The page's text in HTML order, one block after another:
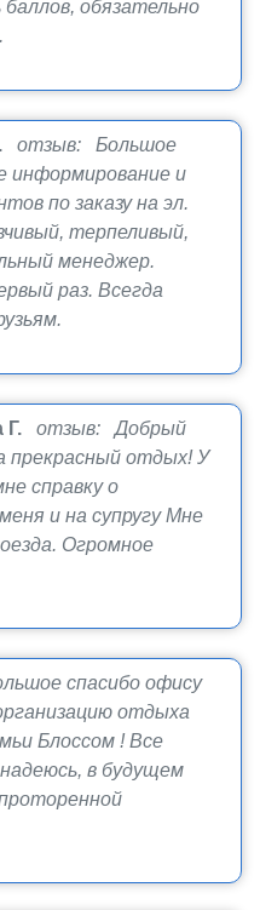
обязательно
отзыв: Большое
информирование и
по заказу на эл.
терпеливый,
менеджер.
раз. Всегда
Г.
отзыв: Добрый
прекрасный отдых! У
справку о
и на супругу Мне
Огромное
спасибо офису
отдыха
Блоссом ! Все
в будущем